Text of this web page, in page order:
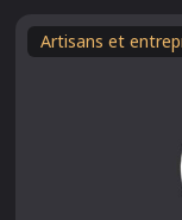
Artisans et